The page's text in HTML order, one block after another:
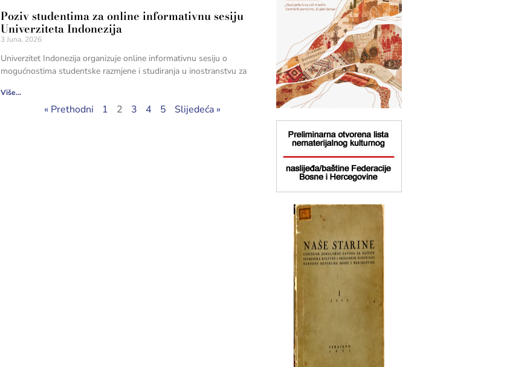
Poziv studentima za online informativnu sesiju
Univerziteta Indonezija
3 Juna, 2026
Univerzitet Indonezija organizuje online informativnu sesiju o
mogućnostima studentske razmjene i studiranja u inostranstvu za
Više...
« Prethodni 1 2 3 4 5 Slijedeća »